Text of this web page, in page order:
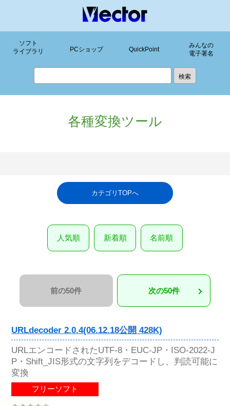
ソフト
ライブラリ
PCショップ QuickPoint
みんなの
電子署名
各種変換ツール
カテゴリTOPへ
人気順 新着順 名前順
前の50件 次の50件
URLdecoder 2.0.4(06.12.18公開 428K)
URLエンコードされたUTF-8・EUC-JP・ISO-2022-J
P・Shift_JIS形式の文字列をデコードし、判読可能に
変換
フリーソフト